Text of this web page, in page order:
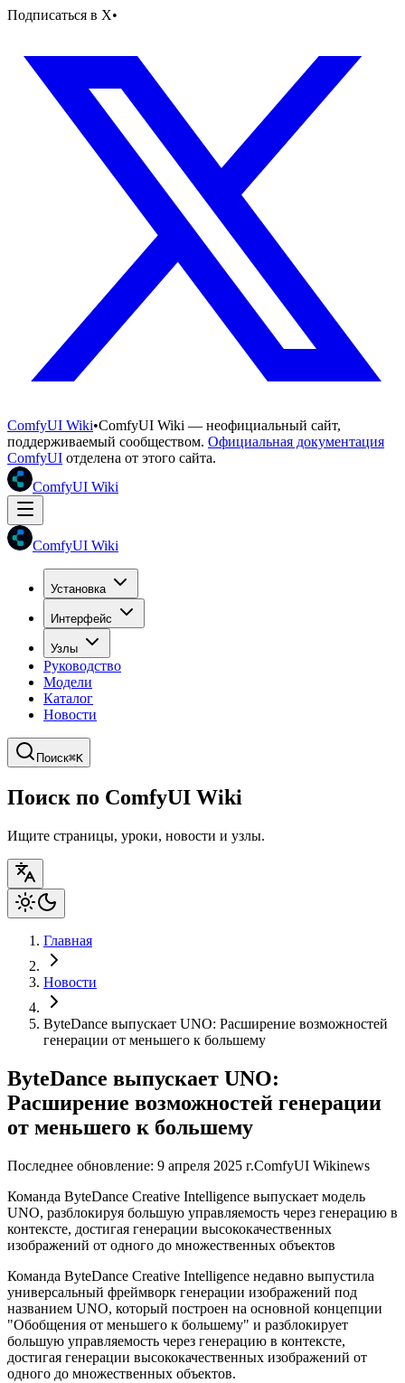
Подписаться в X•
ComfyUI Wiki•ComfyUI Wiki — неофициальный сайт,
поддерживаемый сообществом. Официальная документация
ComfyUI отделена от этого сайта.
ComfyUI Wiki
ComfyUI Wiki
Установка
Интерфейс
Узлы
Руководство
Модели
Каталог
Новости
Поиск⌘K
Поиск по ComfyUI Wiki
Ищите страницы, уроки, новости и узлы.
Главная
Новости
ByteDance выпускает UNO: Расширение возможностей
генерации от меньшего к большему
ByteDance выпускает UNO:
Расширение возможностей генерации
от меньшего к большему
Последнее обновление: 9 апреля 2025 г.ComfyUI Wikinews
Команда ByteDance Creative Intelligence выпускает модель
UNO, разблокируя большую управляемость через генерацию в
контексте, достигая генерации высококачественных
изображений от одного до множественных объектов
Команда ByteDance Creative Intelligence недавно выпустила
универсальный фреймворк генерации изображений под
названием UNO, который построен на основной концепции
"Обобщения от меньшего к большему" и разблокирует
большую управляемость через генерацию в контексте,
достигая генерации высококачественных изображений от
одного до множественных объектов.